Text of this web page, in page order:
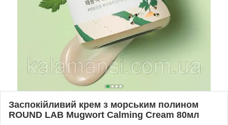
Заспокійливий крем з морським полином
ROUND LAB Mugwort Calming Cream 80мл